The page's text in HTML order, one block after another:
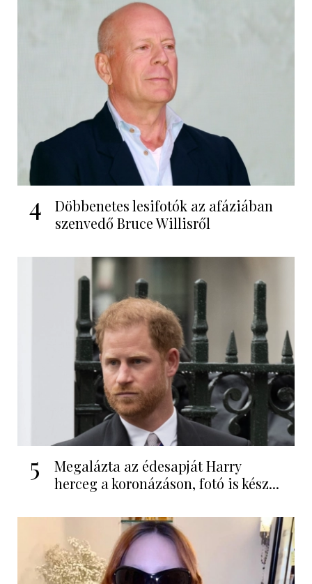
4
Döbbenetes lesifotók az afáziában
szenvedő Bruce Willisről
5
Megalázta az édesapját Harry
herceg a koronázáson, fotó is kész...